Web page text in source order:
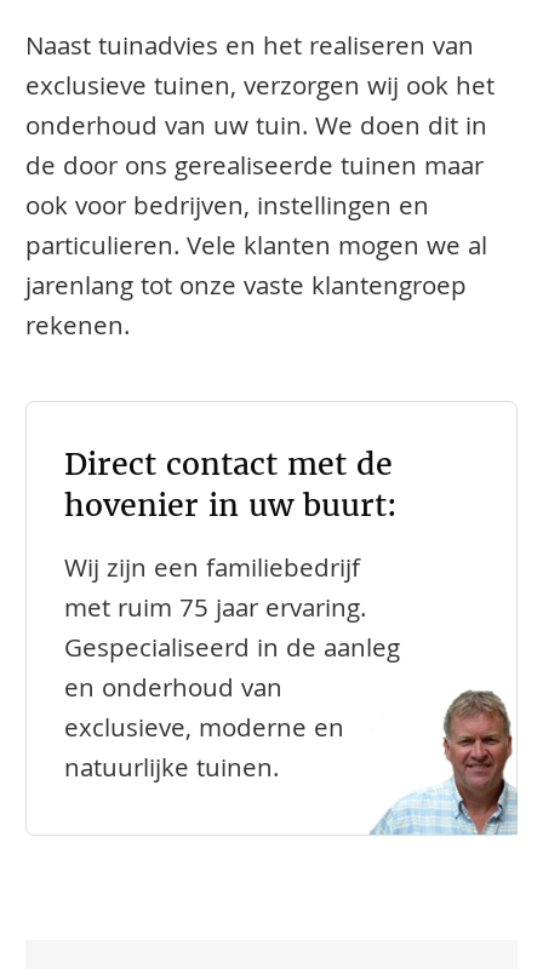
Naast tuinadvies en het realiseren van
exclusieve tuinen, verzorgen wij ook het
onderhoud van uw tuin. We doen dit in
de door ons gerealiseerde tuinen maar
ook voor bedrijven, instellingen en
particulieren. Vele klanten mogen we al
jarenlang tot onze vaste klantengroep
rekenen.
Direct contact met de
hovenier in uw buurt:
Wij zijn een familiebedrijf
met ruim 75 jaar ervaring.
Gespecialiseerd in de aanleg
en onderhoud van
exclusieve, moderne en
natuurlijke tuinen.